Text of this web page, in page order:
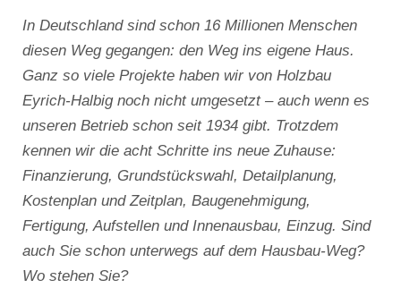
In Deutschland sind schon 16 Millionen Menschen
diesen Weg gegangen: den Weg ins eigene Haus.
Ganz so viele Projekte haben wir von Holzbau
Eyrich-Halbig noch nicht umgesetzt – auch wenn es
unseren Betrieb schon seit 1934 gibt. Trotzdem
kennen wir die acht Schritte ins neue Zuhause:
Finanzierung, Grundstückswahl, Detailplanung,
Kostenplan und Zeitplan, Baugenehmigung,
Fertigung, Aufstellen und Innenausbau, Einzug. Sind
auch Sie schon unterwegs auf dem Hausbau-Weg?
Wo stehen Sie?